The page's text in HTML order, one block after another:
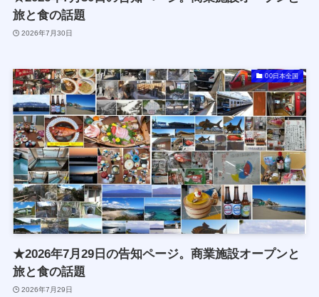
旅と食の話題
2026年7月30日
00日本全国
★2026年7月29日の告知ページ。商業施設オープンと
旅と食の話題
2026年7月29日